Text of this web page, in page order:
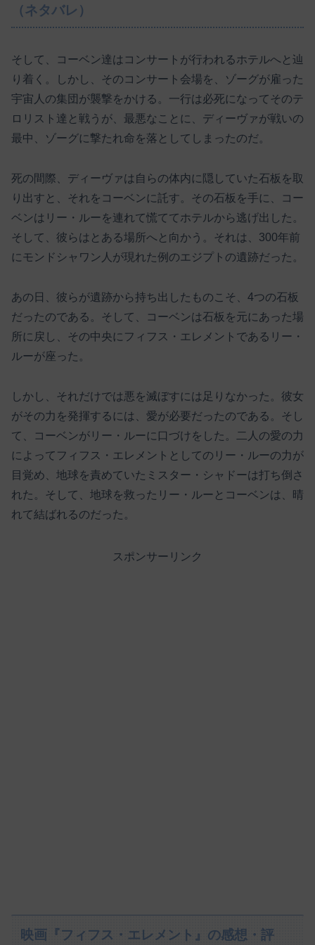
（ネタバレ）
そして、コーベン達はコンサートが行われるホテルへと辿
り着く。しかし、そのコンサート会場を、ゾーグが雇った
宇宙人の集団が襲撃をかける。一行は必死になってそのテ
ロリスト達と戦うが、最悪なことに、ディーヴァが戦いの
最中、ゾーグに撃たれ命を落としてしまったのだ。
死の間際、ディーヴァは自らの体内に隠していた石板を取
り出すと、それをコーベンに託す。その石板を手に、コー
ベンはリー・ルーを連れて慌ててホテルから逃げ出した。
そして、彼らはとある場所へと向かう。それは、300年前
にモンドシャワン人が現れた例のエジプトの遺跡だった。
あの日、彼らが遺跡から持ち出したものこそ、4つの石板
だったのである。そして、コーベンは石板を元にあった場
所に戻し、その中央にフィフス・エレメントであるリー・
ルーが座った。
しかし、それだけでは悪を滅ぼすには足りなかった。彼女
がその力を発揮するには、愛が必要だったのである。そし
て、コーベンがリー・ルーに口づけをした。二人の愛の力
によってフィフス・エレメントとしてのリー・ルーの力が
目覚め、地球を責めていたミスター・シャドーは打ち倒さ
れた。そして、地球を救ったリー・ルーとコーベンは、晴
れて結ばれるのだった。
スポンサーリンク
映画『フィフス・エレメント』の感想・評